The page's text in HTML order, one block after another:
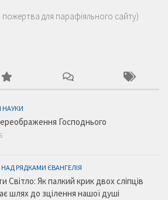
для парафіяльного сайту)
НАУКИ
Господнього
РЯДКАМИ ЄВАНГЕЛІЯ
Світло: Як палкий крик двох сліпців
шлях до зцілення нашої душі